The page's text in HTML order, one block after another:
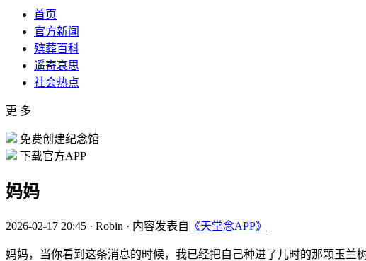
首页
官方新闻
殡葬百科
遥寄哀思
社会热点
更 多
免费创建纪念馆
下载官方APP
妈妈
2026-02-17 20:45 · Robin · 内容发表自 《天堂念APP》
妈妈，当你看到这条消息的时候，我已经把自己种进了儿时的那颗玉